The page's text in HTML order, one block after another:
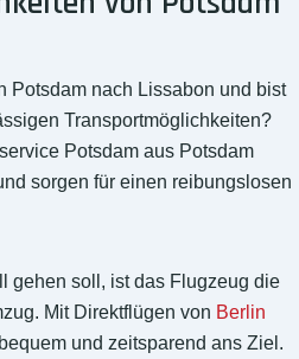
Potsdam nach Lissabon und bist
Transportmöglichkeiten?
Potsdam aus Potsdam
sorgen für einen reibungslosen
gehen soll, ist das Flugzeug die
Mit Direktflügen von Berlin
und zeitsparend ans Ziel.